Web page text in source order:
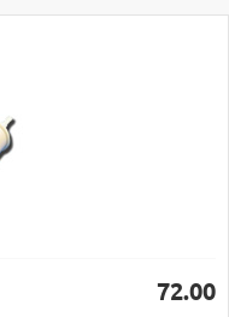
72.00